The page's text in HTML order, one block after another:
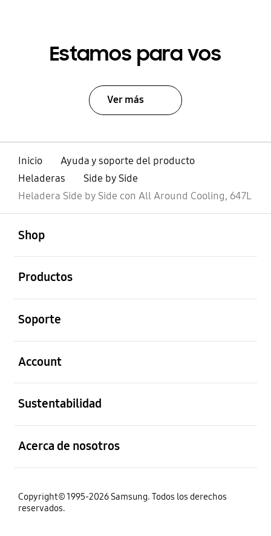
Estamos para vos
Ver más
Inicio
Ayuda y soporte del producto
Heladeras
Side by Side
Heladera Side by Side con All Around Cooling, 647L
Shop
Productos
Soporte
Account
Sustentabilidad
Acerca de nosotros
Copyright© 1995-2026 Samsung. Todos los derechos
reservados.